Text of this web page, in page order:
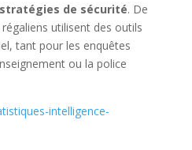
de sécurité. De
utilisent des outils
tant pour les enquêtes
ou la police
intelligence-